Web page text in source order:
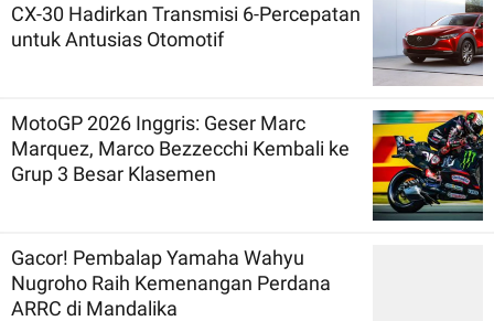
CX-30 Hadirkan Transmisi 6-Percepatan
untuk Antusias Otomotif
MotoGP 2026 Inggris: Geser Marc
Marquez, Marco Bezzecchi Kembali ke
Grup 3 Besar Klasemen
Gacor! Pembalap Yamaha Wahyu
Nugroho Raih Kemenangan Perdana
ARRC di Mandalika